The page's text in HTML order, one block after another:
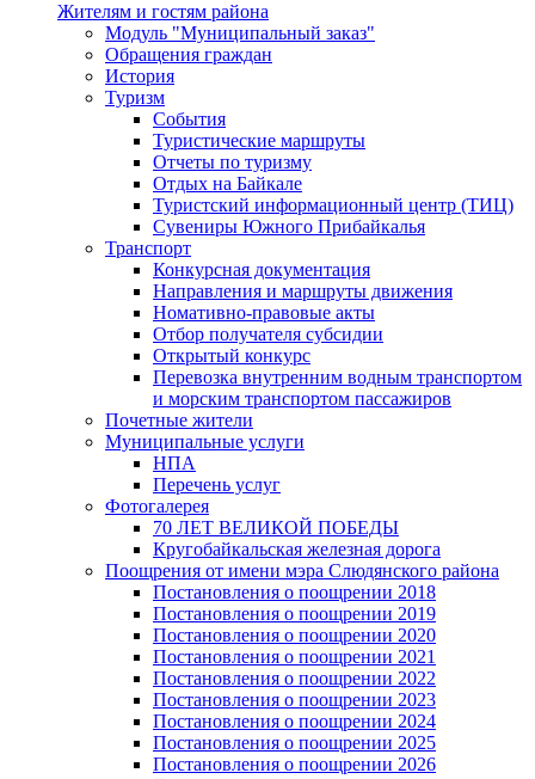
Жителям и гостям района
Модуль "Муниципальный заказ"
Обращения граждан
История
Туризм
События
Туристические маршруты
Отчеты по туризму
Отдых на Байкале
Туристский информационный центр (ТИЦ)
Сувениры Южного Прибайкалья
Транспорт
Конкурсная документация
Направления и маршруты движения
Номативно-правовые акты
Отбор получателя субсидии
Открытый конкурс
Перевозка внутренним водным транспортом
и морским транспортом пассажиров
Почетные жители
Муниципальные услуги
НПА
Перечень услуг
Фотогалерея
70 ЛЕТ ВЕЛИКОЙ ПОБЕДЫ
Кругобайкальская железная дорога
Поощрения от имени мэра Слюдянского района
Постановления о поощрении 2018
Постановления о поощрении 2019
Постановления о поощрении 2020
Постановления о поощрении 2021
Постановления о поощрении 2022
Постановления о поощрении 2023
Постановления о поощрении 2024
Постановления о поощрении 2025
Постановления о поощрении 2026